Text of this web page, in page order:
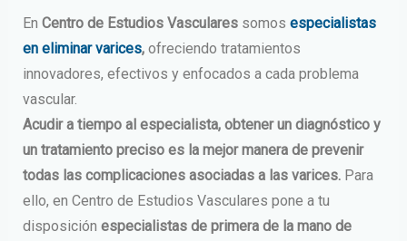
En Centro de Estudios Vascularessomos especialistas
en eliminar varices,ofreciendo tratamientos
innovadores, efectivos y enfocados a cada problema
vascular.
Acudir a tiempo al especialista, obtener un diagnóstico y
un tratamiento preciso es la mejor manera de prevenir
todas las complicaciones asociadas a las varices.Para
ello, en Centro de Estudios Vasculares pone a tu
disposición especialistas de primera de la mano de